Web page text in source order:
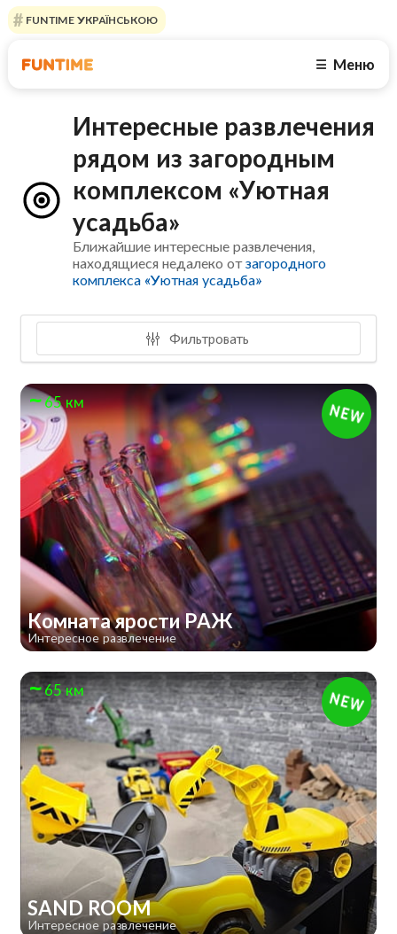
FUNTIME УКРАЇНСЬКОЮ
☰ Меню
Интересные развлечения
рядом из загородным
комплексом «Уютная
усадьба»
Ближайшие интересные развлечения,
находящиеся недалеко отзагородного
комплекса «Уютная усадьба»
Фильтровать
65 км
Комната ярости РАЖ
Интересное развлечение
65 км
SAND ROOM
Интересное развлечение